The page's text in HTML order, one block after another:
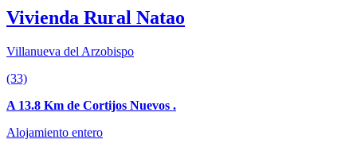
Vivienda Rural Natao
Villanueva del Arzobispo
(33)
A 13.8 Km de Cortijos Nuevos .
Alojamiento entero